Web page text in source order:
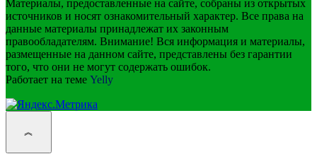
Материалы, предоставленные на сайте, собраны из открытых
источников и носят ознакомительный характер. Все права на
данные материалы принадлежат их законным
правообладателям. Внимание! Вся информация и материалы,
размещенные на данном сайте, представлены без гарантии
того, что они не могут содержать ошибок.
Работает на теме Yelly